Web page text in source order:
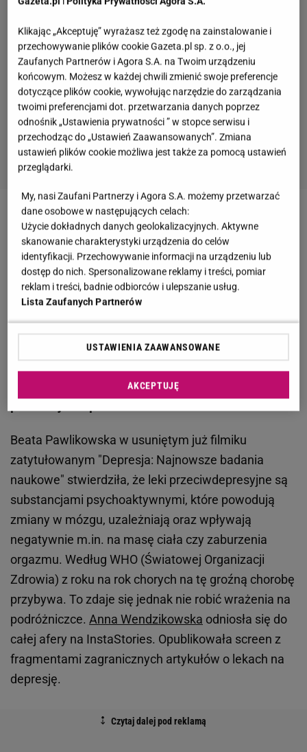
ZOBACZ RÓWNIEŻ:Głos każdego z nich jest wart
stu psychiatrów. Nie wolno im mówić o cudownych
okularach. "To szkodliwe słowa"
Zobacz wideoOlejnik uderza w Wendzikowską?
"Była traktowana jak gwiazda!"
Wendzikowska powiela szkodliwe teorie za
Pawlikowską? Zmaga się z depresją, a leki
Beata Pawlikowska w usuniętym już filmiku
zatytułowanym "Depresja: Najnowsze badania
naukowe" stwierdziła, że leki przeciwdepresyjne są
substancjami psychoaktywnymi, które powodują
zmiany w mózgu, uzależniają oraz wpływają
negatywnie m.in. na masę ciała czy zaburzenia
orgazmu. Według WHO (Światowej Organizacji
Zdrowia) z roku na rok chorych na tę groźną chorobę
przybywa. To zdaje się jednak nie robić wrażenia na
podróżniczce. Anna Wendzikowska odniosła się do
całej afery na InstaStories. Opublikowała screen z
fragmentami zagranicznych artykułów o lekach na
depresję.
Klikając „Akceptuję” wyrażasz też zgodę na zainstalowanie i
przechowywanie plików cookie Gazeta.pl sp. z o.o., jej
Zaufanych Partnerów i Agora S.A. na Twoim urządzeniu
końcowym. Możesz w każdej chwili zmienić swoje preferencje
dotyczące plików cookie, wywołując narzędzie do zarządzania
twoimi preferencjami dot. przetwarzania danych poprzez
odnośnik „Ustawienia prywatności ” w stopce serwisu i
przechodząc do „Ustawień Zaawansowanych”. Zmiana
ustawień plików cookie możliwa jest także za pomocą ustawień
przeglądarki.
My, nasi Zaufani Partnerzy i Agora S.A. możemy przetwarzać
dane osobowe w następujących celach:
Użycie dokładnych danych geolokalizacyjnych. Aktywne
skanowanie charakterystyki urządzenia do celów
identyfikacji. Przechowywanie informacji na urządzeniu lub
dostęp do nich. Spersonalizowane reklamy i treści, pomiar
reklam i treści, badnie odbiorców i ulepszanie usług.
Lista Zaufanych Partnerów
USTAWIENIA ZAAWANSOWANE
AKCEPTUJĘ